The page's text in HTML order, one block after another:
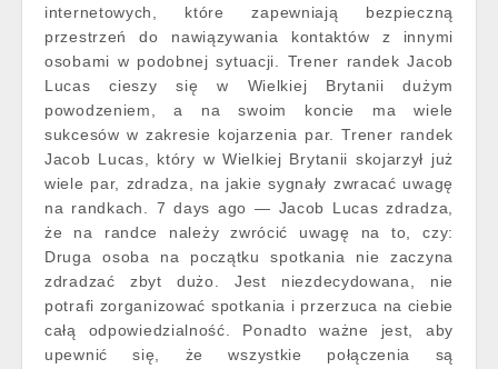
internetowych, które zapewniają bezpieczną
przestrzeń do nawiązywania kontaktów z innymi
osobami w podobnej sytuacji. Trener randek Jacob
Lucas cieszy się w Wielkiej Brytanii dużym
powodzeniem, a na swoim koncie ma wiele
sukcesów w zakresie kojarzenia par. Trener randek
Jacob Lucas, który w Wielkiej Brytanii skojarzył już
wiele par, zdradza, na jakie sygnały zwracać uwagę
na randkach. 7 days ago — Jacob Lucas zdradza,
że na randce należy zwrócić uwagę na to, czy:
Druga osoba na początku spotkania nie zaczyna
zdradzać zbyt dużo. Jest niezdecydowana, nie
potrafi zorganizować spotkania i przerzuca na ciebie
całą odpowiedzialność. Ponadto ważne jest, aby
upewnić się, że wszystkie połączenia są